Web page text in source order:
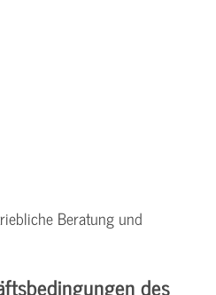
Beratung und
des